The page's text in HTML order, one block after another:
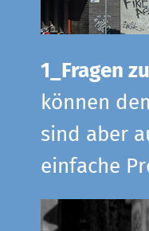
1_Fragen
können
sind aber
einfache